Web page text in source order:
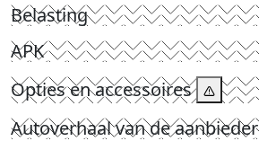
Belasting
APK
Opties en accessoires
Autoverhaal van de aanbieder